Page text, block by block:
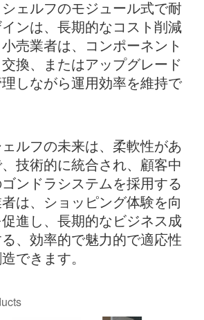
ェルフのモジュール式で耐
ンは、長期的なコスト削減
売業者は、コンポーネント
換、またはアップグレード
しながら運用効率を維持で
ルフの未来は、柔軟性があ
技術的に統合され、顧客中
ンドラシステムを採用する
は、ショッピング体験を向
促進し、長期的なビジネス成
、効率的で魅力的で適応性
できます。